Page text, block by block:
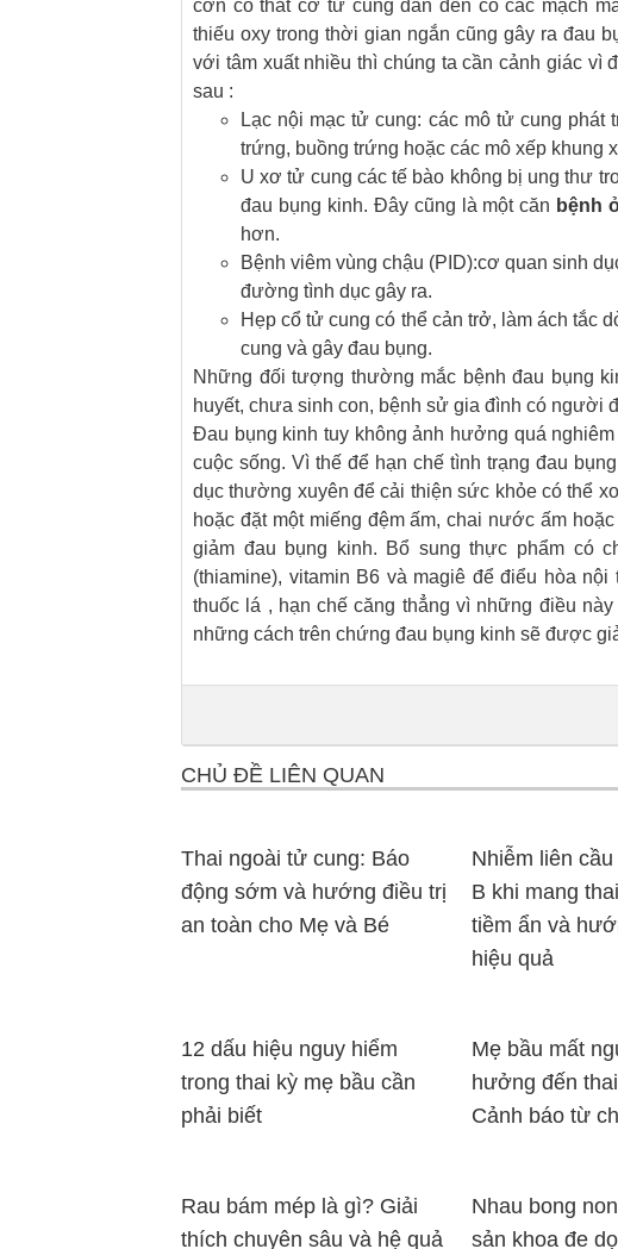
cơn co thắt cơ tử cung dẫn đến co các mạch
thiếu oxy trong thời gian ngắn cũng gây ra đau
với tâm xuất nhiều thì chúng ta cần cảnh giác vì
sau :
Lạc nội mạc tử cung: các mô tử cung
trứng, buồng trứng hoặc các mô xếp khung
U xơ tử cung các tế bào không bị ung thư
đau bụng kinh. Đây cũng là một căn bệnh
hơn.
Bệnh viêm vùng chậu (PID):cơ quan sinh
đường tình dục gây ra.
Hẹp cổ tử cung có thể cản trở, làm ách tắc
cung và gây đau bụng.
Những đối tượng thường mắc bệnh đau bụng
huyết, chưa sinh con, bệnh sử gia đình có người
Đau bụng kinh tuy không ảnh hưởng quá
cuộc sống. Vì thế để hạn chế tình trạng đau
dục thường xuyên để cải thiện sức khỏe có thể
hoặc đặt một miếng đệm ấm, chai nước ấm
giảm đau bụng kinh. Bổ sung thực phẩm có
(thiamine), vitamin B6 và magiê để điểu hòa
thuốc lá , hạn chế căng thẳng vì những điều
những cách trên chứng đau bụng kinh sẽ được
CHỦ ĐỀ LIÊN QUAN
Thai ngoài tử cung: Báo
động sớm và hướng điều trị
an toàn cho Mẹ và Bé
Nhiễm liên
B khi mang
tiềm ẩn và
hiệu quả
12 dấu hiệu nguy hiểm
trong thai kỳ mẹ bầu cần
phải biết
Mẹ bầu mất
hưởng đến
Cảnh báo từ
Rau bám mép là gì? Giải
thích chuyên sâu và hệ quả
Nhau bong
sản khoa đe